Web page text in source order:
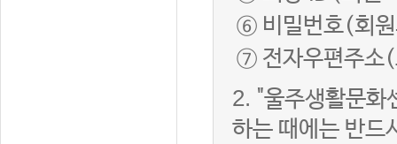
⑥ 비밀번호(회
⑦ 전자우편주소
2. "울주생활문화
하는 때에는 반드